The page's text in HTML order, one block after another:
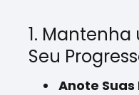
1.
Seu
Anote Suas